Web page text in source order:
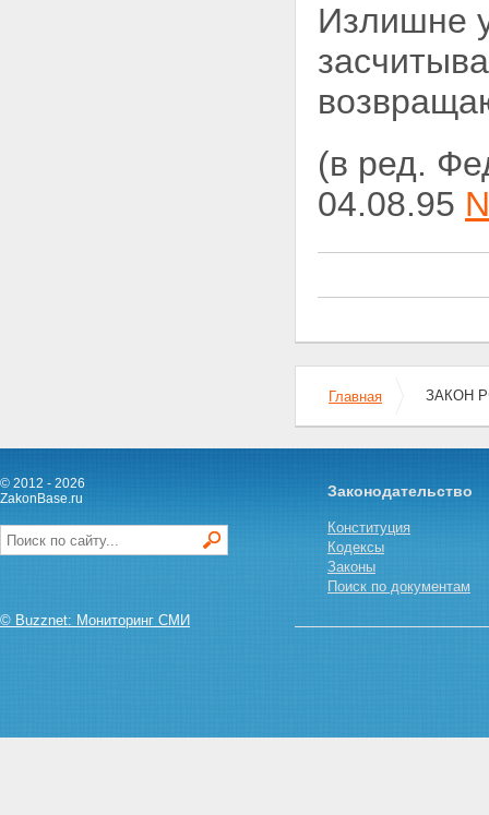
Излишне
(в ред.
04.08.95
Главная ЗАКОН
© 2012 - 2026
ZakonBase.ru
© Buzznet: Мониторинг СМИ
Законодательство
Конституция
Кодексы
Законы
Поиск по документам